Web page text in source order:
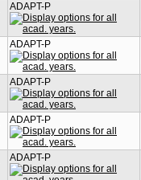
ADAPT-P
ADAPT-P
ADAPT-P
ADAPT-P
ADAPT-P